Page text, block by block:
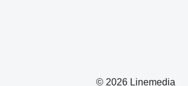
© 2026 Linemedia